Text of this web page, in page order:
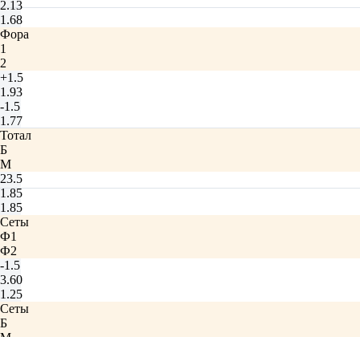
2.13
1.68
Фора
1
2
+1.5
1.93
-1.5
1.77
Тотал
Б
М
23.5
1.85
1.85
Сеты
Ф1
Ф2
-1.5
3.60
1.25
Сеты
Б